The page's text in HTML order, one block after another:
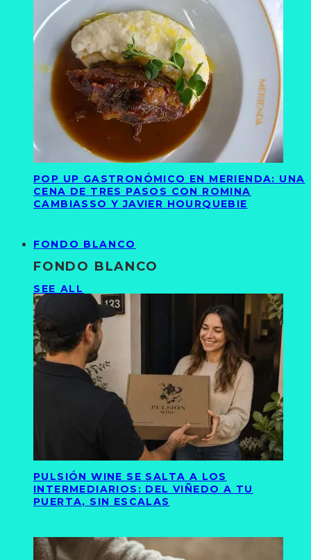
POP UP GASTRONÓMICO EN MERIENDA: UNA
CENA DE TRES PASOS CON ROMINA
CAMBIASSO Y JAVIER HOURQUEBIE
FONDO BLANCO
FONDO BLANCO
SEE ALL
PULSIÓN WINE SE SALTA A LOS
INTERMEDIARIOS: DEL VIÑEDO A TU
PUERTA, SIN ESCALAS